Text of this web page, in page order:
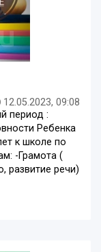
12.05.2023, 09:08
период :
Ребенка
к школе по
-Грамота (
развитие речи)